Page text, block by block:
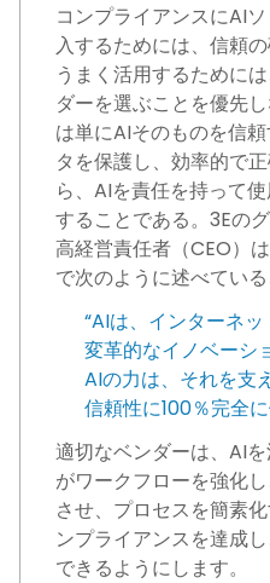
コンプライアンスにAI
入するためには、信頼
うまく活用するために
ダーを選ぶことを優先
は単にAIそのものを信
タを保護し、効率的で
ら、AIを責任を持って
することである。3Eの
高経営責任者（CEO）
で次のように述べている
“AIは、インターネ
変革的なイノベーシ
AIの力は、それを支
信頼性に100％完全
適切なベンダーは、AI
がワークフローを強化
させ、プロセスを簡素
ンプライアンスを達成
できるようにします。